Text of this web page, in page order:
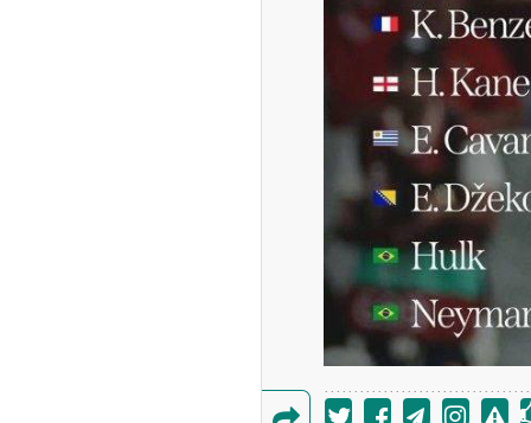
شد/ جهش گواهی
در مناطق آزاد
می‌کند